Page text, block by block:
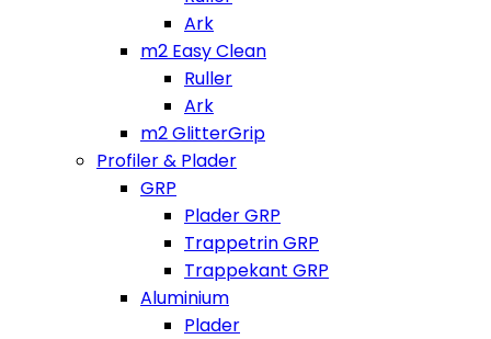
Ark
m2 Easy Clean
Ruller
Ark
m2 GlitterGrip
Profiler & Plader
GRP
Plader GRP
Trappetrin GRP
Trappekant GRP
Aluminium
Plader